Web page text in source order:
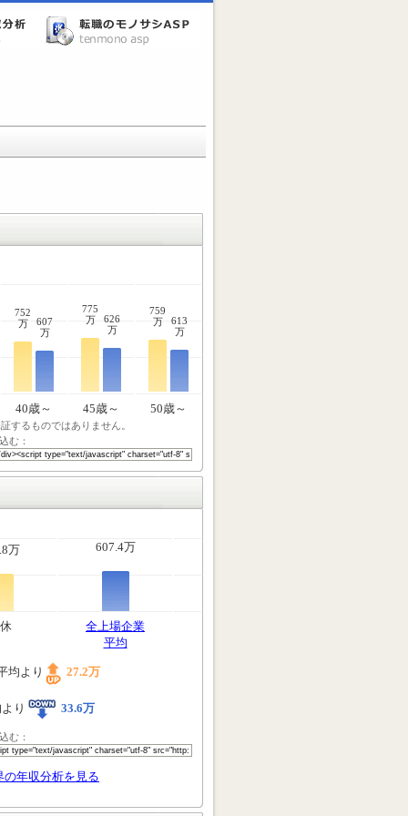
752
万
607
万
775
万
626
万
759
万
613
万
40歳～ 45歳～ 50歳～
するものではありません。
む：
万 607.4万
全上場企業
平均
均より 27.2万
り 33.6万
む：
の年収分析を見る